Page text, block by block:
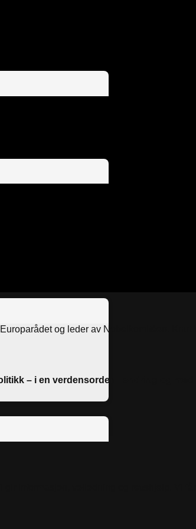
og leder av Nobelkomitéen.
– i en verdensorden i endring og med
informasjon, veiledning og rettshjelp. Vi